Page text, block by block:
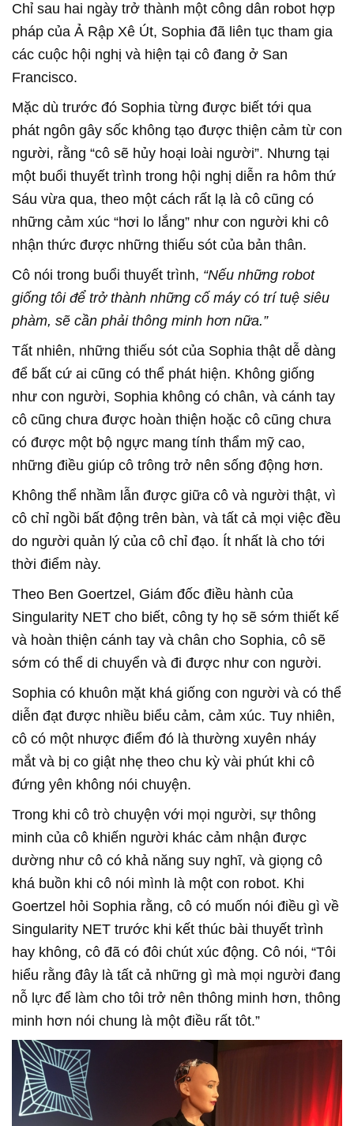
Chỉ sau hai ngày trở thành một công dân robot hợp
pháp của Ả Rập Xê Út, Sophia đã liên tục tham gia
các cuộc hội nghị và hiện tại cô đang ở San
Francisco.
Mặc dù trước đó Sophia từng được biết tới qua
phát ngôn gây sốc không tạo được thiện cảm từ con
người, rằng “cô sẽ hủy hoại loài người”. Nhưng tại
một buổi thuyết trình trong hội nghị diễn ra hôm thứ
Sáu vừa qua, theo một cách rất lạ là cô cũng có
những cảm xúc “hơi lo lắng” như con người khi cô
nhận thức được những thiếu sót của bản thân.
Cô nói trong buổi thuyết trình, “Nếu những robot
giống tôi để trở thành những cố máy có trí tuệ siêu
phàm, sẽ cần phải thông minh hơn nữa.”
Tất nhiên, những thiếu sót của Sophia thật dễ dàng
để bất cứ ai cũng có thể phát hiện. Không giống
như con người, Sophia không có chân, và cánh tay
cô cũng chưa được hoàn thiện hoặc cô cũng chưa
có được một bộ ngực mang tính thẩm mỹ cao,
những điều giúp cô trông trở nên sống động hơn.
Không thể nhầm lẫn được giữa cô và người thật, vì
cô chỉ ngồi bất động trên bàn, và tất cả mọi việc đều
do người quản lý của cô chỉ đạo. Ít nhất là cho tới
thời điểm này.
Theo Ben Goertzel, Giám đốc điều hành của
Singularity NET cho biết, công ty họ sẽ sớm thiết kế
và hoàn thiện cánh tay và chân cho Sophia, cô sẽ
sớm có thể di chuyển và đi được như con người.
Sophia có khuôn mặt khá giống con người và có thể
diễn đạt được nhiều biểu cảm, cảm xúc. Tuy nhiên,
cô có một nhược điểm đó là thường xuyên nháy
mắt và bị co giật nhẹ theo chu kỳ vài phút khi cô
đứng yên không nói chuyện.
Trong khi cô trò chuyện với mọi người, sự thông
minh của cô khiến người khác cảm nhận được
dường như cô có khả năng suy nghĩ, và giọng cô
khá buồn khi cô nói mình là một con robot. Khi
Goertzel hỏi Sophia rằng, cô có muốn nói điều gì về
Singularity NET trước khi kết thúc bài thuyết trình
hay không, cô đã có đôi chút xúc động. Cô nói, “Tôi
hiểu rằng đây là tất cả những gì mà mọi người đang
nỗ lực để làm cho tôi trở nên thông minh hơn, thông
minh hơn nói chung là một điều rất tôt.”